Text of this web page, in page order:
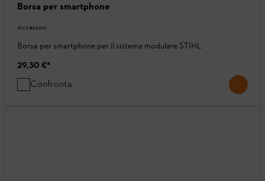
Borsa per smartphone
Accessori
Borsa per smartphone per il sistema modulare STIHL
29,30 €*
Confronta